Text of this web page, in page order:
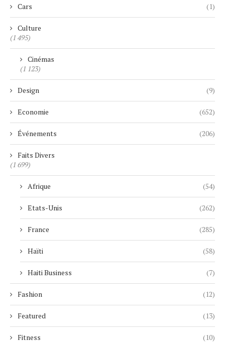
Cars (1)
Culture
(1 495)
Cinémas
(1 123)
Design (9)
Economie (652)
Événements (206)
Faits Divers
(1 699)
Afrique (54)
Etats-Unis (262)
France (285)
Haïti (58)
Haiti Business (7)
Fashion (12)
Featured (13)
Fitness (10)